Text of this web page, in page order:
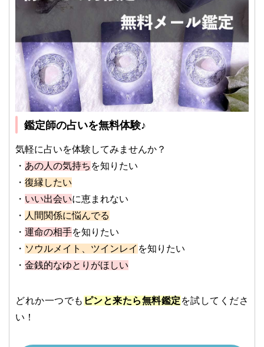
鑑定師の占いを無料体験♪
気軽に占いを体験してみませんか？
・ あの人の気持ち を知りたい
・ 復縁したい
・ いい出会いに恵まれない
・ 人間関係に悩んでる
・ 運命の相手を知りたい
・ ソウルメイト、ツインレイ を知りたい
・ 金銭的なゆとりがほしい
どれか一つでも ピンと来たら無料鑑定 を試してくださ
い！